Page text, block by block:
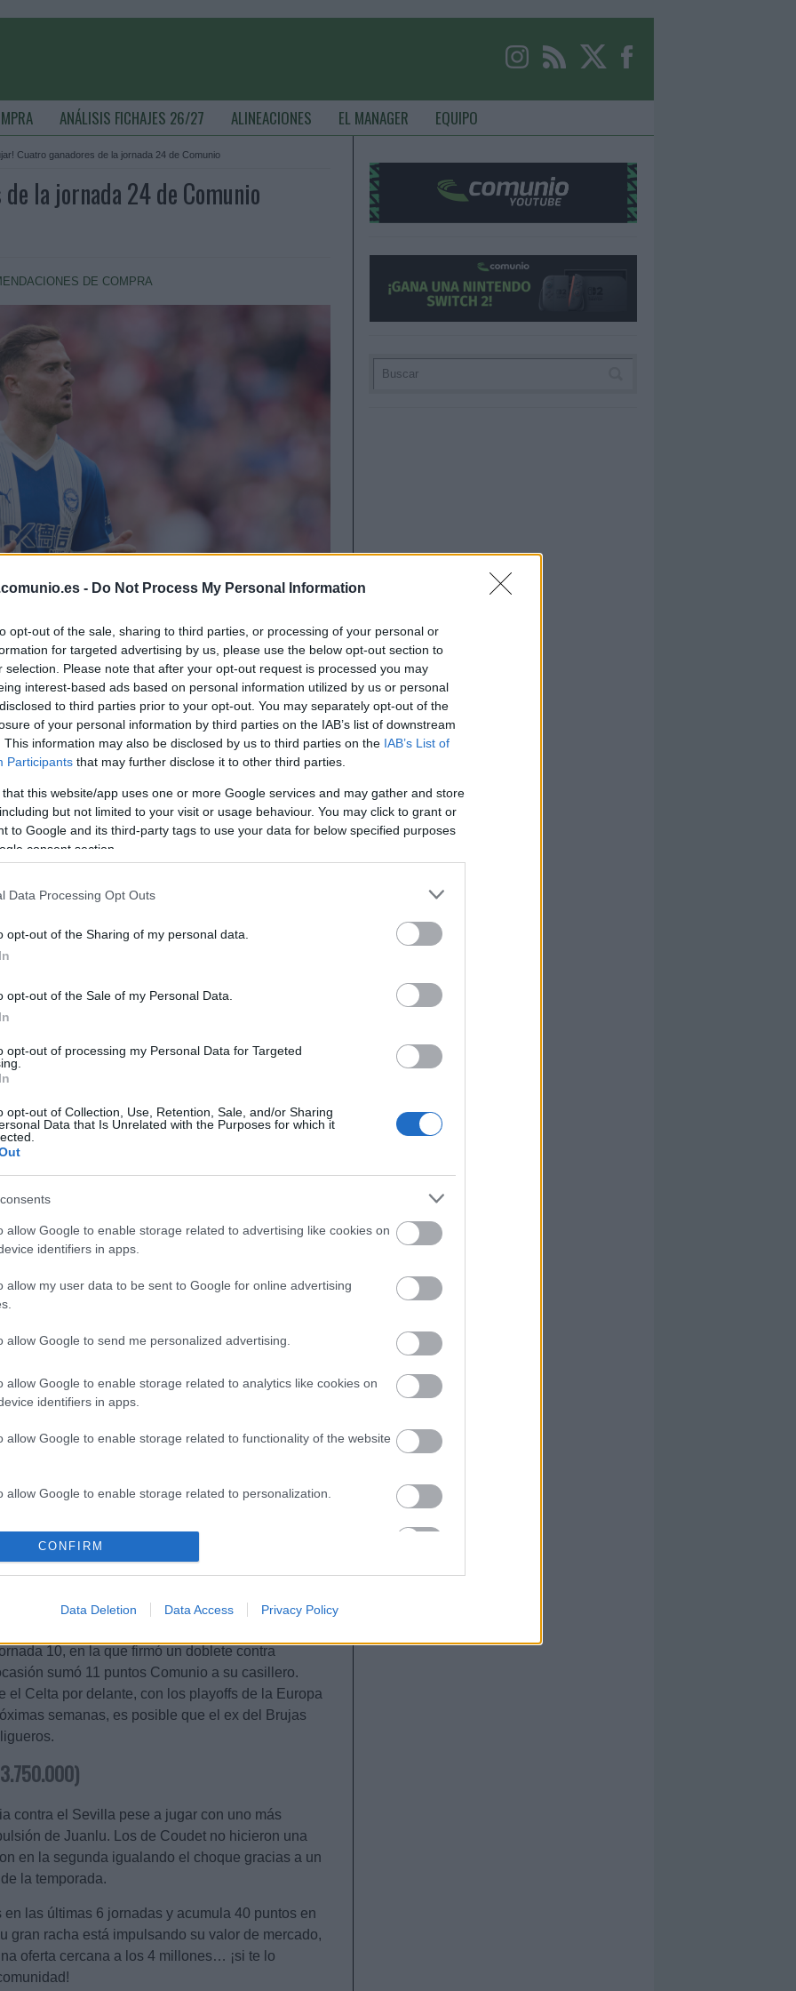
- Do Not Process My Personal Information
opt-out of the sale, sharing to third parties, or processing of your personal or
for targeted advertising by us, please use the below opt-out section to
selection. Please note that after your opt-out request is processed you may
interest-based ads based on personal information utilized by us or personal
to third parties prior to your opt-out. You may separately opt-out of the
of your personal information by third parties on the IAB’s list of downstream
This information may also be disclosed by us to third parties on the IAB’s List of
Participants that may further disclose it to other third parties.
that this website/app uses one or more Google services and may gather and store
but not limited to your visit or usage behaviour. You may click to grant or
to Google and its third-party tags to use your data for below specified purposes
consent section.
Data Processing Opt Outs
opt-out of the Sharing of my personal data.
opt-out of the Sale of my Personal Data.
opt-out of processing my Personal Data for Targeted
opt-out of Collection, Use, Retention, Sale, and/or Sharing
Data that Is Unrelated with the Purposes for which it
allow Google to enable storage related to advertising like cookies on
identifiers in apps.
allow my user data to be sent to Google for online advertising
allow Google to send me personalized advertising.
allow Google to enable storage related to analytics like cookies on
identifiers in apps.
allow Google to enable storage related to functionality of the website
allow Google to enable storage related to personalization.
allow Google to enable storage related to security, including
functionality and fraud prevention, and other user protection.
CONFIRM
Data Deletion Data Access Privacy Policy
ANÁLISIS FICHAJES 26/27 ALINEACIONES EL MANAGER EQUIPO
Cuatro ganadores de la jornada 24 de Comunio
la jornada 24 de Comunio
DE COMPRA
un gran rendimiento en la jornada 24
un valor de mercado inferior a los 4
de que se revaloricen!
1.370.000)
local por segunda jornada consecutiva, esta vez
puso cuesta arriba por la expulsión en el minuto
tanto hispalense.
irregular, pero tiene una media de puntos
que presenta en el juego (1,3 millones). Es
próximas jornadas y podría revalorizarse
su tercer tanto del curso y sumar 13 puntos
1.890.000)
y aumenta a siete los partidos sin conocer la
firmaron en el segundo tiempo dos futbolistas
el choque: Kike García y Tyrhys Dolan.
y gracias a él obtuvo un 7,4 en Sofascore y 11
había alcanzado esta temporada en la jornada 4.
a Dolan del once, pero este tanto y la mala
a la titularidad a corto plazo. Su precio
y uno a vender antes del inicio de la jornada
futura, un crack barato al que comprar y una
antes de empezar la jornada 24.
con el Celta en un partido de Liga, algo que no
Oviedo. Y aprovechó con creces la oportunidad
los dos goles celestes en el encuentro.
10, en la que firmó un doblete contra
sumó 11 puntos Comunio a su casillero.
el Celta por delante, con los playoffs de la Europa
semanas, es posible que el ex del Brujas
contra el Sevilla pese a jugar con uno más
de Juanlu. Los de Coudet no hicieron una
en la segunda igualando el choque gracias a un
la temporada.
las últimas 6 jornadas y acumula 40 puntos en
gran racha está impulsando su valor de mercado,
oferta cercana a los 4 millones… ¡si te lo